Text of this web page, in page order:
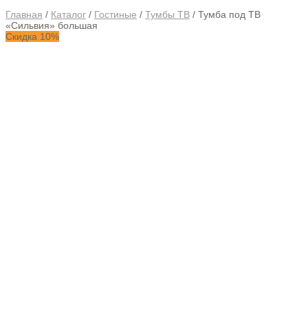
Главная / Каталог / Гостиные / Тумбы ТВ / Тумба под ТВ
«Сильвия» большая
Скидка 10%